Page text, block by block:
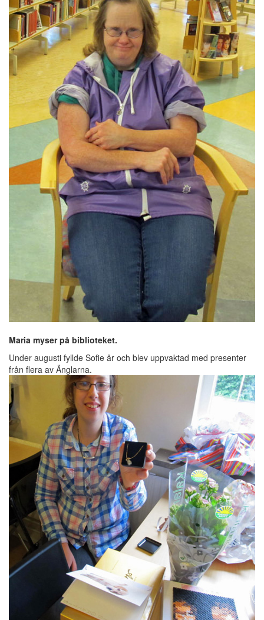
Maria myser på biblioteket.
Under augusti fyllde Sofie år och blev uppvaktad med presenter
från flera av Änglarna.